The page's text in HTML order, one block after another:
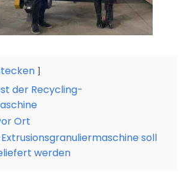
der Recycling-
Ort
soll
werden